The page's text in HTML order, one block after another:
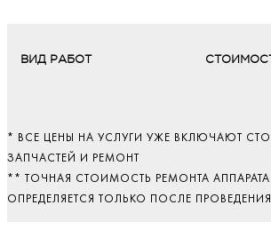
ВИД РАБОТ
* ВСЕ ЦЕНЫ НА УСЛУГИ УЖЕ ВКЛЮЧАЮТ
ЗАПЧАСТЕЙ И РЕМОНТ
** ТОЧНАЯ СТОИМОСТЬ РЕМОНТА
ОПРЕДЕЛЯЕТСЯ ТОЛЬКО ПОСЛЕ